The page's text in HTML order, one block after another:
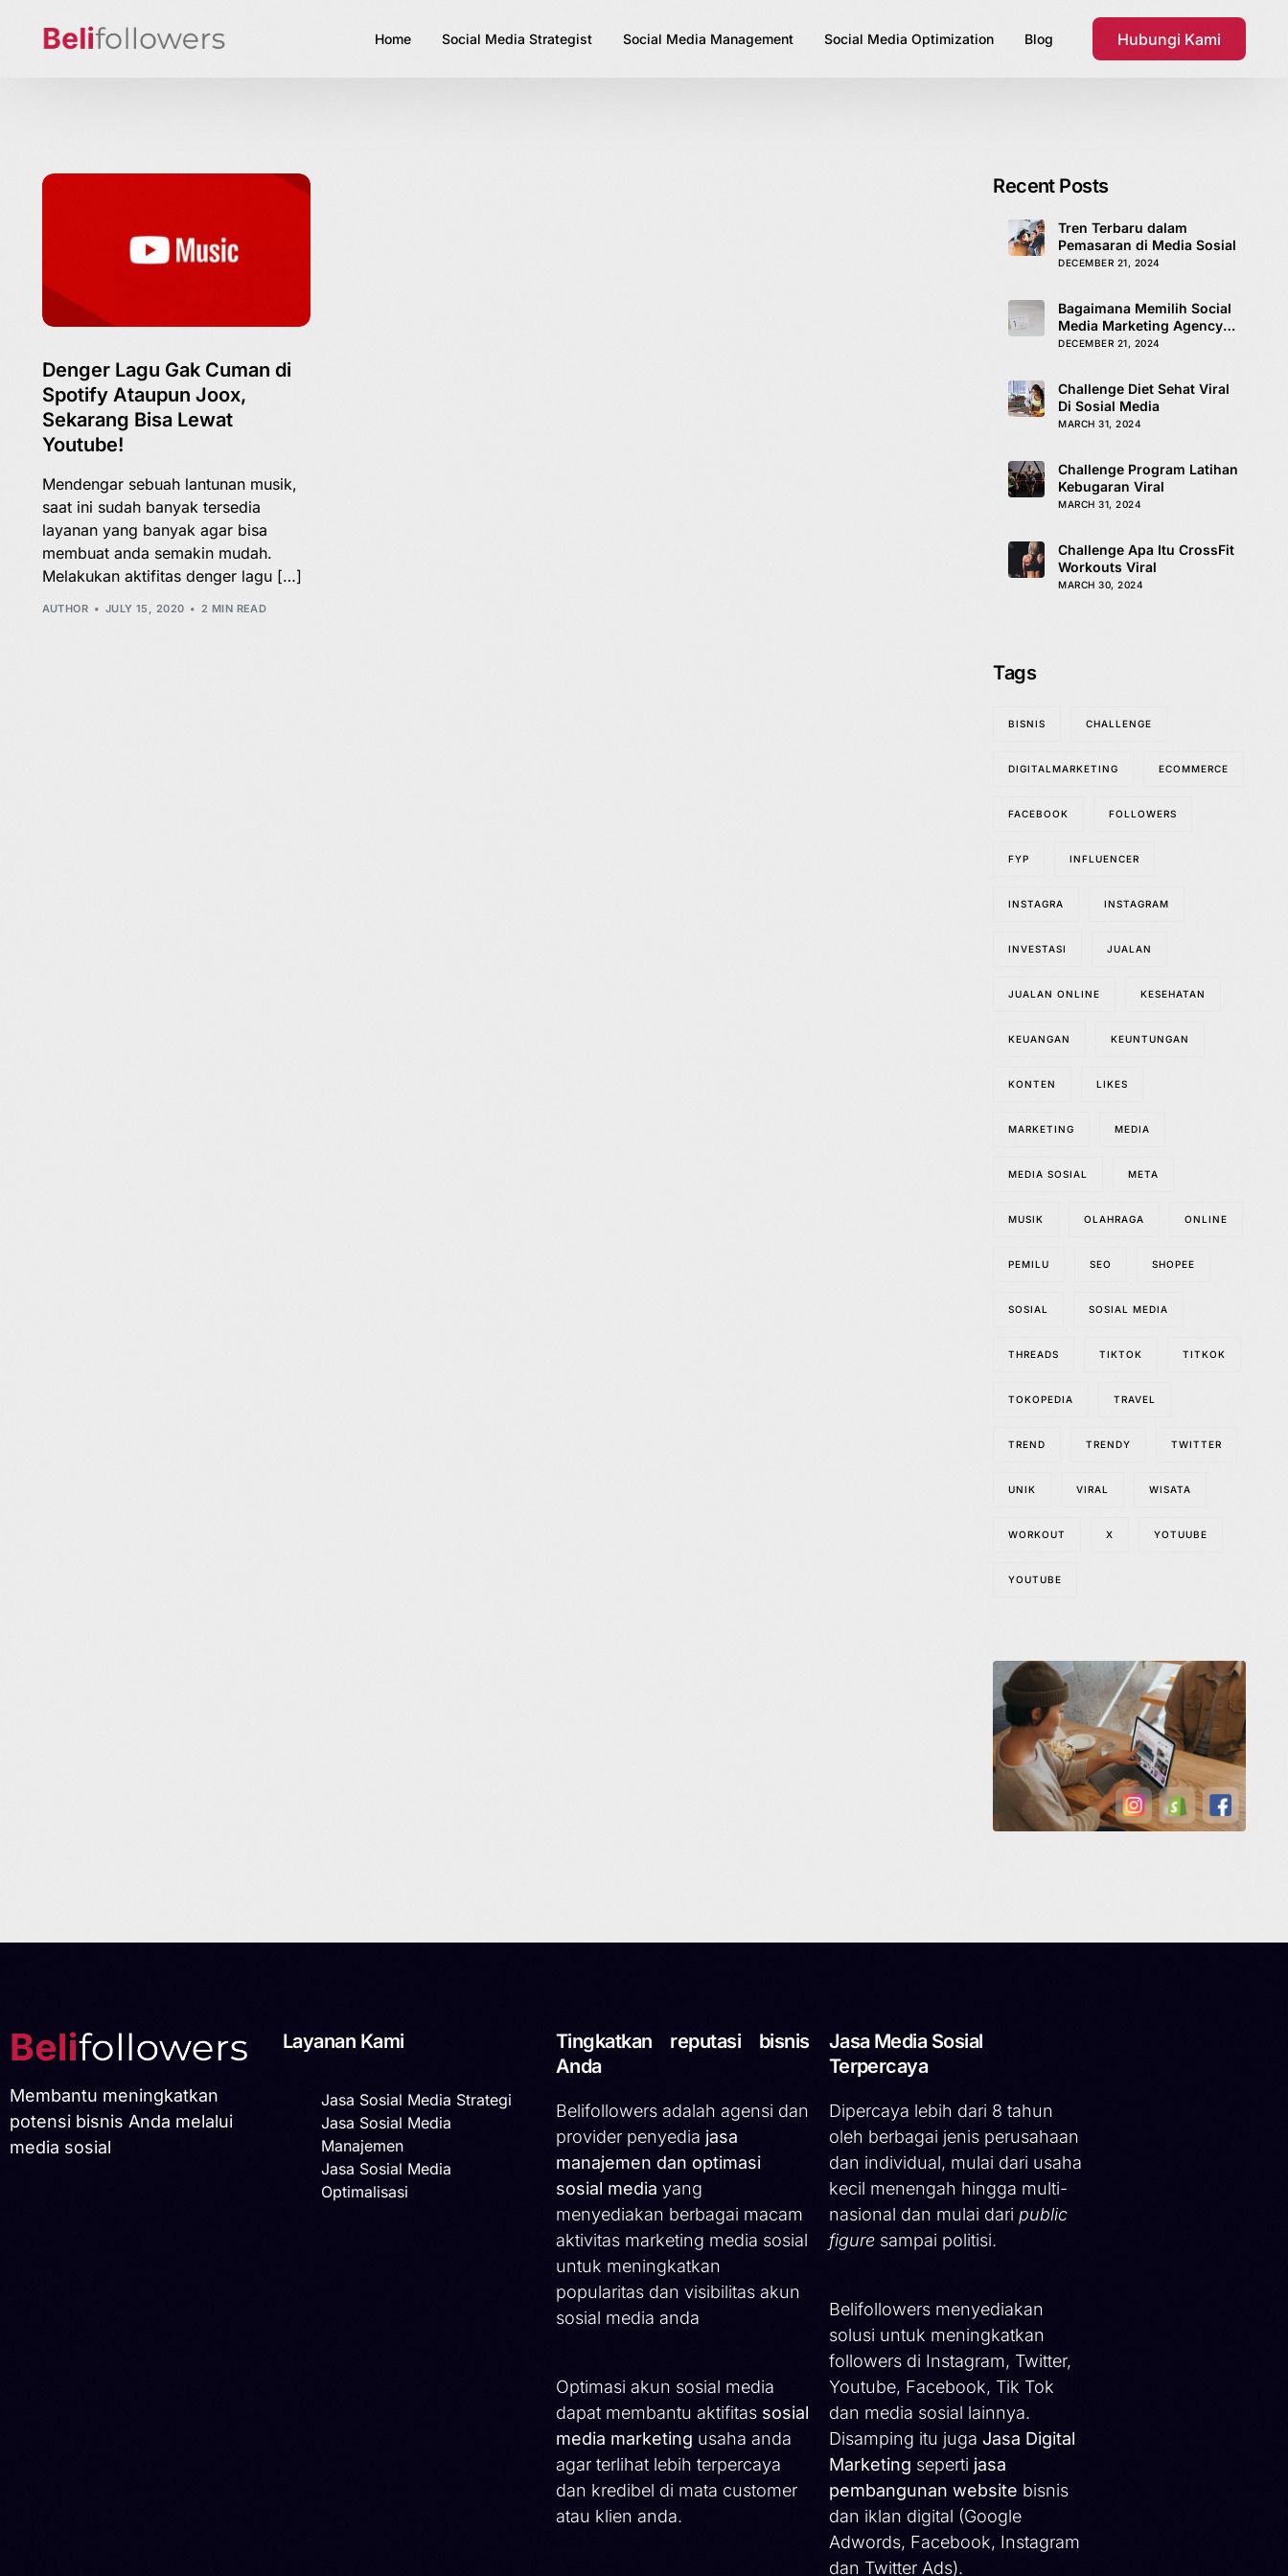
Home Social Media Strategist Social Media Management Social Media Optimization Blog Hubungi Kami
Denger Lagu Gak Cuman di
Spotify Ataupun Joox,
Sekarang Bisa Lewat
Youtube!
Mendengar sebuah lantunan musik,
saat ini sudah banyak tersedia
layanan yang banyak agar bisa
membuat anda semakin mudah.
Melakukan aktifitas denger lagu […]
AUTHOR JULY 15, 2020 2 MIN READ
Recent Posts
Tren Terbaru dalam
Pemasaran di Media Sosial
DECEMBER 21, 2024
Bagaimana Memilih Social
Media Marketing Agency
yang Tepat
DECEMBER 21, 2024
Challenge Diet Sehat Viral
Di Sosial Media
MARCH 31, 2024
Challenge Program Latihan
Kebugaran Viral
MARCH 31, 2024
Challenge Apa Itu CrossFit
Workouts Viral
MARCH 30, 2024
Tags
BISNIS CHALLENGE
DIGITALMARKETING ECOMMERCE
FACEBOOK FOLLOWERS
FYP INFLUENCER
INSTAGRA INSTAGRAM
INVESTASI JUALAN
JUALAN ONLINE KESEHATAN
KEUANGAN KEUNTUNGAN
KONTEN LIKES
MARKETING MEDIA
MEDIA SOSIAL META
MUSIK OLAHRAGA ONLINE
PEMILU SEO SHOPEE
SOSIAL SOSIAL MEDIA
THREADS TIKTOK TITKOK
TOKOPEDIA TRAVEL
TREND TRENDY TWITTER
UNIK VIRAL WISATA
WORKOUT X YOTUUBE
YOUTUBE
Membantu meningkatkan
potensi bisnis Anda melalui
media sosial
Layanan Kami
Jasa Sosial Media Strategi
Jasa Sosial Media
Manajemen
Jasa Sosial Media
Optimalisasi
Tingkatkan reputasi bisnis
Anda
Belifollowers adalah agensi dan
provider penyedia jasa
manajemen dan optimasi
sosial media yang
menyediakan berbagai macam
aktivitas marketing media sosial
untuk meningkatkan
popularitas dan visibilitas akun
sosial media anda
Optimasi akun sosial media
dapat membantu aktifitas sosial
media marketing usaha anda
agar terlihat lebih terpercaya
dan kredibel di mata customer
atau klien anda.
Jasa Media Sosial
Terpercaya
Dipercaya lebih dari 8 tahun
oleh berbagai jenis perusahaan
dan individual, mulai dari usaha
kecil menengah hingga multi-
nasional dan mulai dari public
figuresampai politisi.
Belifollowers menyediakan
solusi untuk meningkatkan
followers di Instagram, Twitter,
Youtube, Facebook, Tik Tok
dan media sosial lainnya.
Disamping itu juga Jasa Digital
Marketing seperti jasa
pembangunan website bisnis
dan iklan digital (Google
Adwords, Facebook, Instagram
dan Twitter Ads).